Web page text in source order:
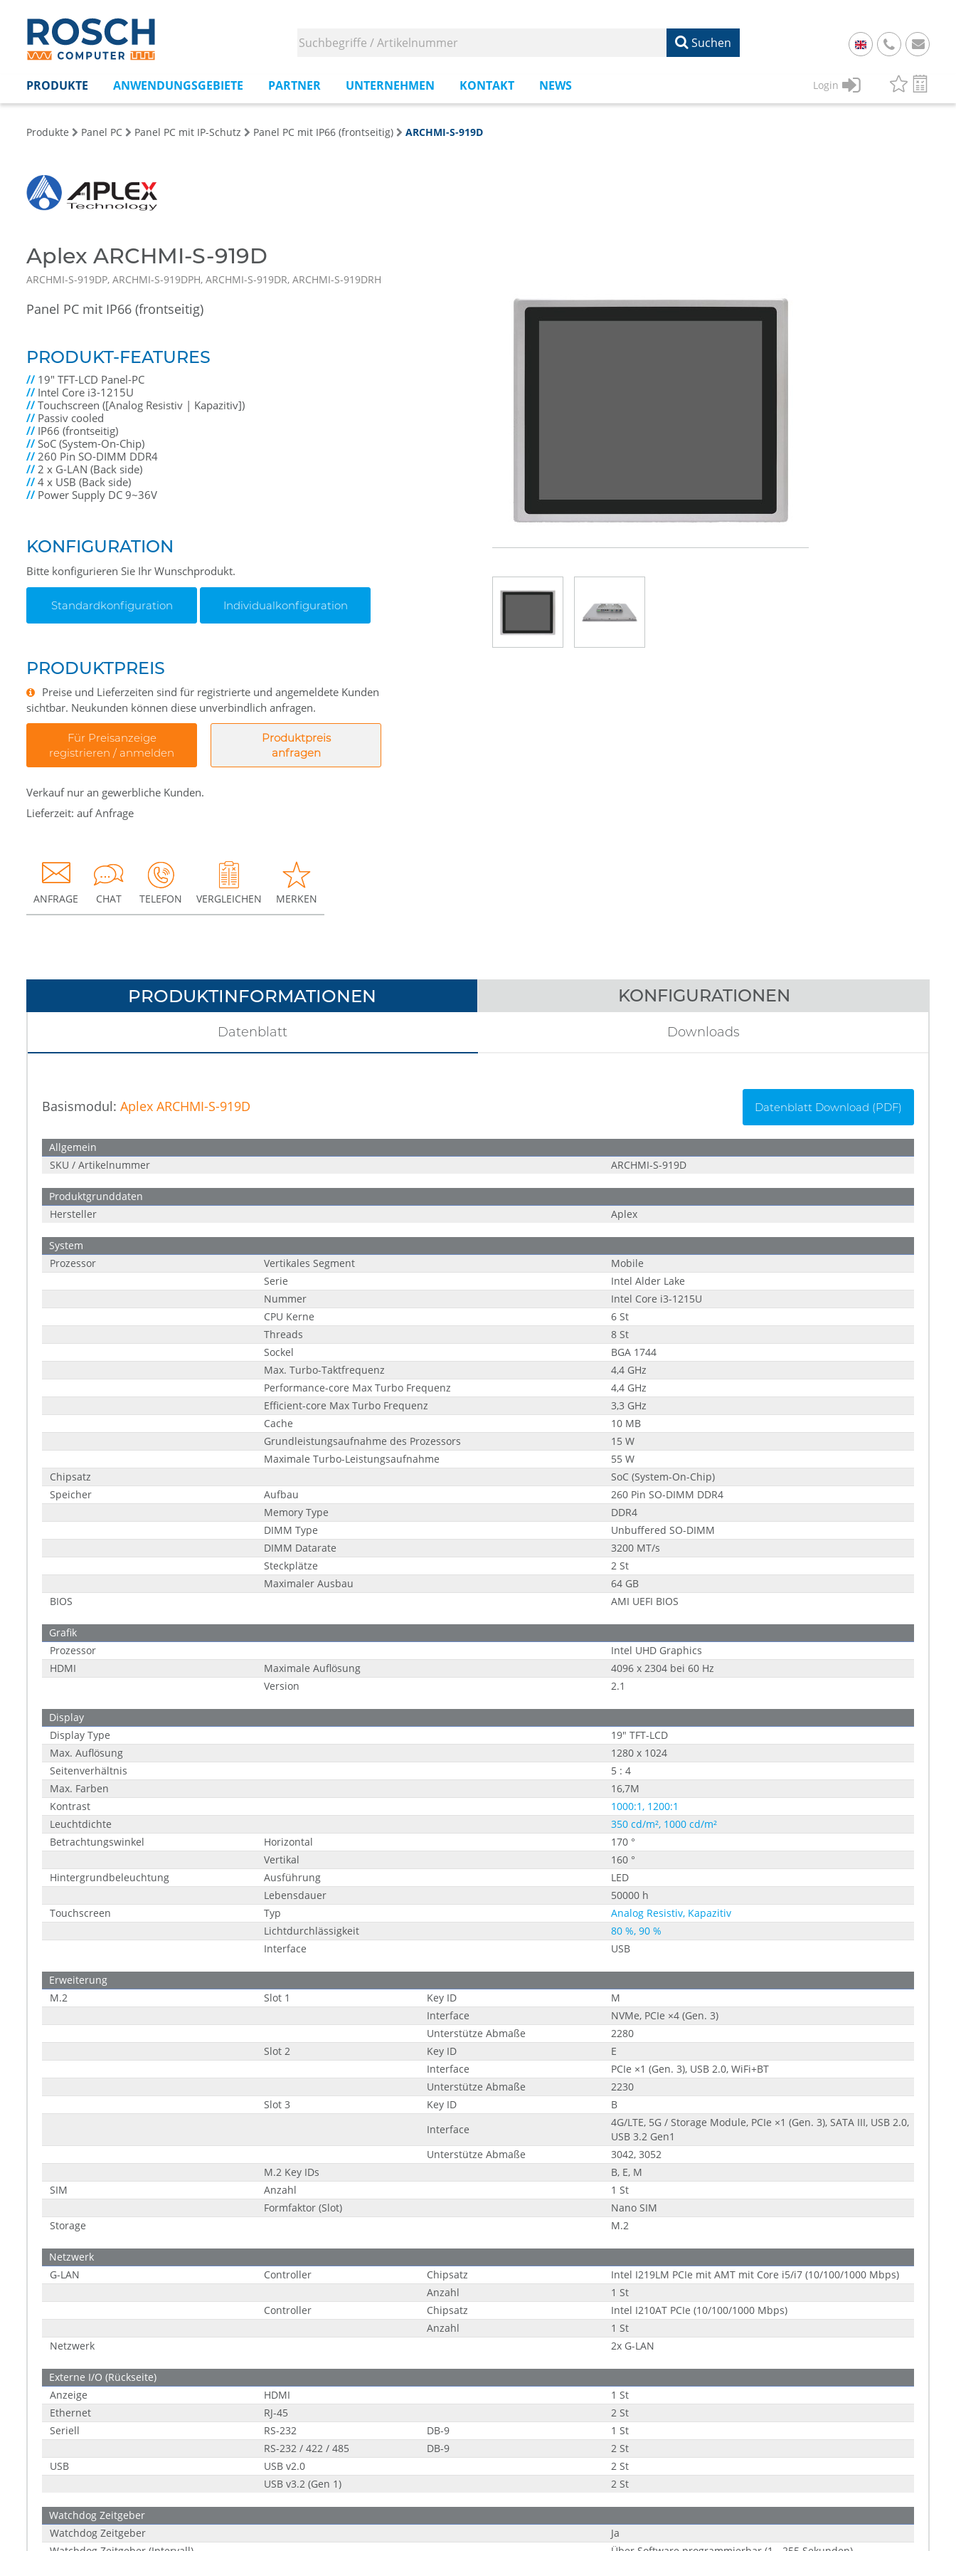
Suchen
49
PRODUKTE ANWENDUNGSGEBIETE PARTNER UNTERNEHMEN KONTAKT NEWS Login
Produkte Panel PC Panel PC mit IP-Schutz Panel PC mit IP66 (frontseitig) ARCHMI-S-919D
Aplex ARCHMI-S-919D
ARCHMI-S-919DP, ARCHMI-S-919DPH, ARCHMI-S-919DR, ARCHMI-S-919DRH
Panel PC mit IP66 (frontseitig)
PRODUKT-FEATURES
// 19" TFT-LCD Panel-PC
// Intel Core i3-1215U
//Touchscreen ([Analog Resistiv | Kapazitiv])
// Passiv cooled
// IP66 (frontseitig)
//SoC (System-On-Chip)
//260 Pin SO-DIMM DDR4
//2 x G-LAN (Back side)
//4 x USB (Back side)
// Power Supply DC 9~36V
KONFIGURATION
Bitte konfigurieren Sie Ihr Wunschprodukt.
Standardkonfiguration Individualkonfiguration
PRODUKTPREIS
Preise und Lieferzeiten sind für registrierte und angemeldete Kunden
sichtbar. Neukunden können diese unverbindlich anfragen.
Für Preisanzeige
registrieren / anmelden
Produktpreis
anfragen
Verkauf nur an gewerbliche Kunden.
Lieferzeit: auf Anfrage
ANFRAGE CHAT TELEFON VERGLEICHEN MERKEN
PRODUKTINFORMATIONEN KONFIGURATIONEN
Datenblatt Downloads
Basismodul: Aplex ARCHMI-S-919D Datenblatt Download (PDF)
Allgemein
SKU / Artikelnummer
ARCHMI-S-919D
Produktgrunddaten
Hersteller
Aplex
System
Prozessor
Vertikales Segment
Mobile
Serie
Intel Alder Lake
Nummer
Intel Core i3-1215U
CPU Kerne
6 St
Threads
8 St
Sockel
BGA 1744
Max. Turbo-Taktfrequenz
4,4 GHz
Performance-core Max Turbo Frequenz
4,4 GHz
Efficient-core Max Turbo Frequenz
3,3 GHz
Cache
10 MB
Grundleistungsaufnahme des Prozessors
15 W
Maximale Turbo-Leistungsaufnahme
55 W
Chipsatz
SoC (System-On-Chip)
Speicher
Aufbau
260 Pin SO-DIMM DDR4
Memory Type
DDR4
DIMM Type
Unbuffered SO-DIMM
DIMM Datarate
3200 MT/s
Steckplätze
2 St
Maximaler Ausbau
64 GB
BIOS
AMI UEFI BIOS
Grafik
Prozessor
Intel UHD Graphics
HDMI
Maximale Auflösung
4096 x 2304 bei 60 Hz
Version
2.1
Display
Display Type
19" TFT-LCD
Max. Auflösung
1280 x 1024
Seitenverhältnis
5 : 4
Max. Farben
16,7M
Kontrast
1000:1, 1200:1
Leuchtdichte
350 cd/m², 1000 cd/m²
Betrachtungswinkel
Horizontal
170 °
Vertikal
160 °
Hintergrundbeleuchtung
Ausführung
LED
Lebensdauer
50000 h
Touchscreen
Typ
Analog Resistiv, Kapazitiv
Lichtdurchlässigkeit
80 %, 90 %
Interface
USB
Erweiterung
M.2
Slot 1 Key ID
M
Interface
NVMe, PCIe ×4 (Gen. 3)
Unterstütze Abmaße
2280
Slot 2
Key ID
E
Interface
PCIe ×1 (Gen. 3), USB 2.0, WiFi+BT
Unterstütze Abmaße
2230
Slot 3
Key ID
B
Interface
4G/LTE, 5G / Storage Module, PCIe ×1 (Gen. 3), SATA III, USB 2.0,
USB 3.2 Gen1
Unterstütze Abmaße
3042, 3052
M.2 Key IDs
B, E, M
SIM
Anzahl
1 St
Formfaktor (Slot)
Nano SIM
Storage
M.2
Netzwerk
G-LAN
Controller Chipsatz
Intel I219LM PCIe mit AMT mit Core i5/i7 (10/100/1000 Mbps)
Anzahl
1 St
Controller
Chipsatz
Intel I210AT PCIe (10/100/1000 Mbps)
Anzahl
1 St
Netzwerk
2x G-LAN
Externe I/O (Rückseite)
Anzeige
HDMI
1 St
Ethernet
RJ-45
2 St
Seriell
RS-232 DB-9
1 St
RS-232 / 422 / 485
DB-9
2 St
USB
USB v2.0
2 St
USB v3.2 (Gen 1)
2 St
Watchdog Zeitgeber
Watchdog Zeitgeber
Ja